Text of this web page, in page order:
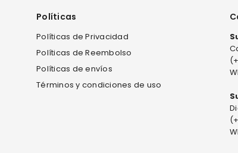
Políticas
Políticas de Privacidad
Políticas de Reembolso
Políticas de envíos
Términos y condiciones de uso